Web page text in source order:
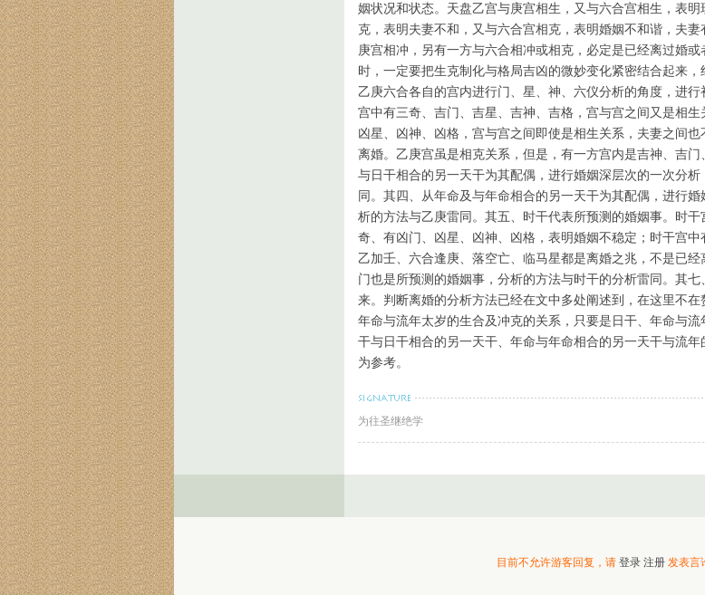
姻状况和状态。天盘乙宫与庚宫相生，又与六合宫相生，表
克，表明夫妻不和，又与六合宫相克，表明婚姻不和谐，夫
庚宫相冲，另有一方与六合相冲或相克，必定是已经离过婚
时，一定要把生克制化与格局吉凶的微妙变化紧密结合起来
乙庚六合各自的宫内进行门、星、神、六仪分析的角度，进
宫中有三奇、吉门、吉星、吉神、吉格，宫与宫之间又是相
凶星、凶神、凶格，宫与宫之间即使是相生关系，夫妻之间
离婚。乙庚宫虽是相克关系，但是，有一方宫内是吉神、吉
与日干相合的另一天干为其配偶，进行婚姻深层次的一次分
同。其四、从年命及与年命相合的另一天干为其配偶，进行
析的方法与乙庚雷同。其五、时干代表所预测的婚姻事。时
奇、有凶门、凶星、凶神、凶格，表明婚姻不稳定；时干宫
乙加壬、六合逢庚、落空亡、临马星都是离婚之兆，不是已
门也是所预测的婚姻事，分析的方法与时干的分析雷同。其
来。判断离婚的分析方法已经在文中多处阐述到，在这里不
年命与流年太岁的生合及冲克的关系，只要是日干、年命与
干与日干相合的另一天干、年命与年命相合的另一天干与流
为参考。
为往圣继绝学
目前不允许游客回复，请 登录 注册发表言